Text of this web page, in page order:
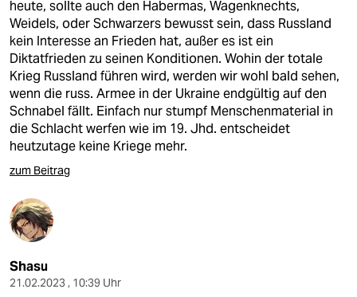
heute, sollte auch den Habermas, Wagenknechts,
Weidels, oder Schwarzers bewusst sein, dass Russland
kein Interesse an Frieden hat, außer es ist ein
Diktatfrieden zu seinen Konditionen. Wohin der totale
Krieg Russland führen wird, werden wir wohl bald sehen,
wenn die russ. Armee in der Ukraine endgültig auf den
Schnabel fällt. Einfach nur stumpf Menschenmaterial in
die Schlacht werfen wie im 19. Jhd. entscheidet
heutzutage keine Kriege mehr.
zum Beitrag
Shasu
21.02.2023 , 10:39 Uhr